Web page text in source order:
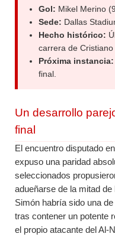
Gol: Mikel Merino
Sede: Dallas
Hecho histórico:
carrera de Cristiano
Próxima instancia:
final.
Un desarrollo
final
El encuentro disputado
expuso una paridad
seleccionados
adueñarse de la mitad
Simón habría sido una
tras contener un potente
el propio atacante del Al-